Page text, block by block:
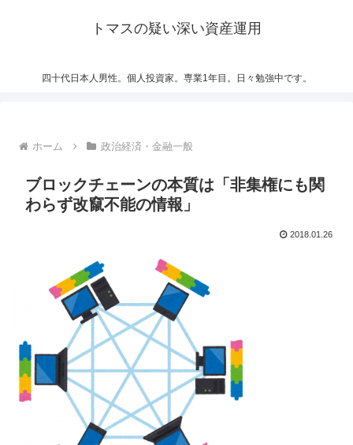
トマスの疑い深い資産運用
四十代日本人男性。個人投資家。専業1年目。日々勉強中です。
ホーム 政治経済・金融一般
ブロックチェーンの本質は「非集権にも関
わらず改竄不能の情報」
2018.01.26